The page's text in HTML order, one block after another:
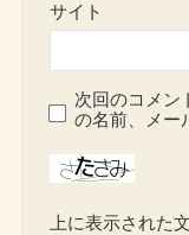
サイト
次回のコメン
の名前、メー
上に表示された